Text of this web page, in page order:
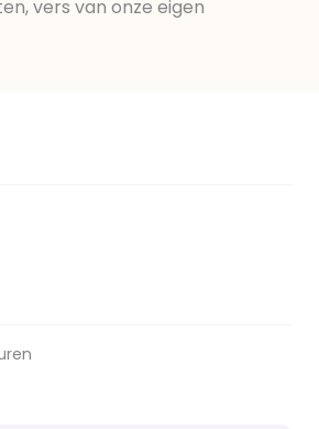
vers van onze eigen